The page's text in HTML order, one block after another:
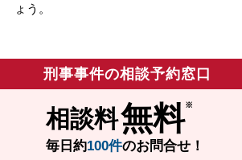
ょう。
刑事事件の相談予約窓口
相談料無料
毎日約100件のお問合せ！